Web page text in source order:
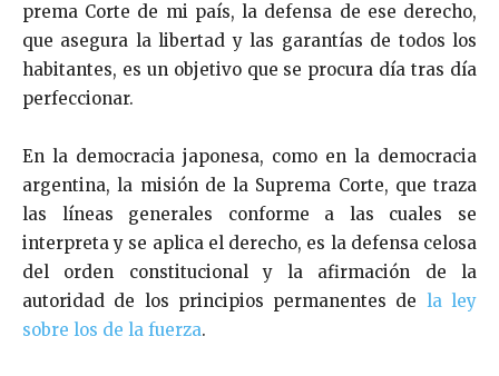
prema Corte de mi país, la defensa de ese derecho,
que asegura la libertad y las garantías de todos los
habitantes, es un objetivo que se procura día tras día
perfeccionar.
En la democracia japonesa, como en la democracia
ar­gentina, la misión de la Suprema Corte, que traza
las líneas generales conforme a las cuales se
interpreta y se aplica el derecho, es la defensa celosa
del orden constitucional y la afirmación de la
autoridad de los principios permanentes de la ley
sobre los de la fuerza.